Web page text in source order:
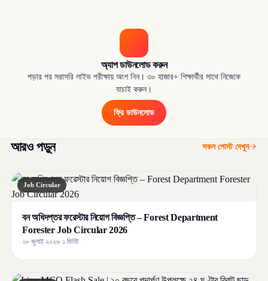
অ্যাপ ডাউনলোড করুন
পড়ার পর সরাসরি লাইভ পরীক্ষায় অংশ নিন। ৩০ হাজার+ শিক্ষার্থীর সাথে নিজেকে
যাচাই করুন।
ফ্রি ডাউনলোড
আরও পড়ুন সকল পোস্ট দেখুন
Job Circular
বন অধিদপ্তর ফরেস্টার নিয়োগ বিজ্ঞপ্তি – Forest Department
Forester Job Circular 2026
২৮ জুলাই ২০২৬·১ মিনিট